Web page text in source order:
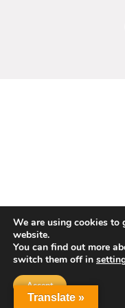
Translate »
We are using cookies to
website.
You can find out more
switch them off in
Accept